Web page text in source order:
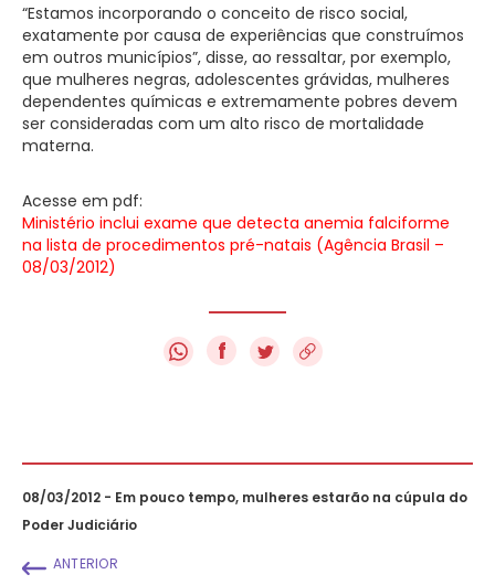
“Estamos incorporando o conceito de risco social,
exatamente por causa de experiências que construímos
em outros municípios”, disse, ao ressaltar, por exemplo,
que mulheres negras, adolescentes grávidas, mulheres
dependentes químicas e extremamente pobres devem
ser consideradas com um alto risco de mortalidade
materna.
Acesse em pdf:
Ministério inclui exame que detecta anemia falciforme
na lista de procedimentos pré-natais (Agência Brasil –
08/03/2012)
f
08/03/2012 - Em pouco tempo, mulheres estarão na cúpula do
Poder Judiciário
ANTERIOR